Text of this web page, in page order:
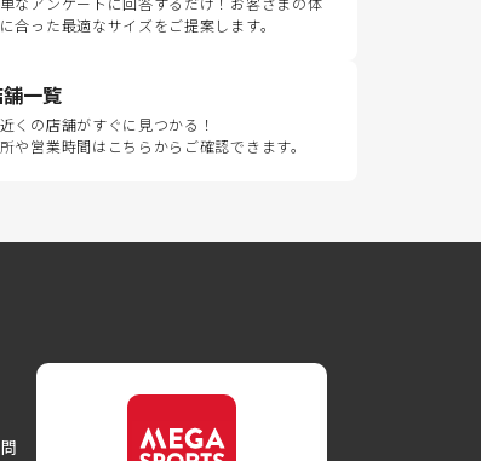
合った最適なサイズをご提案します。
一覧
くの店舗がすぐに見つかる！
や営業時間はこちらからご確認できます。